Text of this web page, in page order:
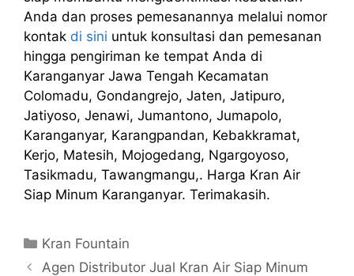
Anda dan proses pemesanannya melalui nomor
kontak di sini untuk konsultasi dan pemesanan
hingga pengiriman ke tempat Anda di
Karanganyar Jawa Tengah Kecamatan
Colomadu, Gondangrejo, Jaten, Jatipuro,
Jatiyoso, Jenawi, Jumantono, Jumapolo,
Karanganyar, Karangpandan, Kebakkramat,
Kerjo, Matesih, Mojogedang, Ngargoyoso,
Tasikmadu, Tawangmangu,. Harga Kran Air
Siap Minum Karanganyar. Terimakasih.
Kategori
Kran Fountain
Agen Distributor Jual Kran Air Siap Minum